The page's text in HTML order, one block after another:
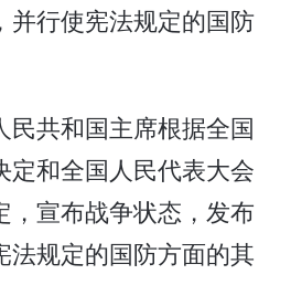
并行使宪法规定的国防
共和国主席根据全国
定和全国人民代表大会
，宣布战争状态，发布
法规定的国防方面的其